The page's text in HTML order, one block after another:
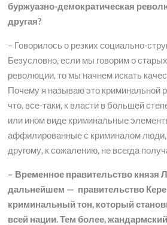
буржуазно-демократическая
другая?
– Говорилось о резких социально-
Безусловно, если мы говорим о
революции, то мы начнем искать
Почему я называю это криминальной
что, все-таки, к власти в большей
или ином виде криминальные
аффилированные с криминалом люди,
другому, к сожалению, не всегда
– Временное правительство князя
дальнейшем — правительство
криминальный тон, который
всей нации. Тем более,